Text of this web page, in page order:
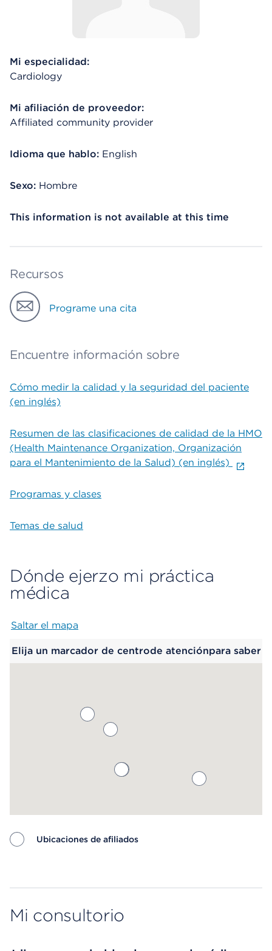
Mi especialidad:
Cardiology
Mi afiliación de proveedor:
Affiliated community provider
Idioma que hablo: English
Sexo: Hombre
This information is not available at this time
Recursos
Programe una cita
Encuentre información sobre
Cómo medir la calidad y la seguridad del paciente
(en inglés)
Resumen de las clasificaciones de calidad de la HMO
(Health Maintenance Organization, Organización
para el Mantenimiento de la Salud) (en inglés)
Programas y clases
Temas de salud
Dónde ejerzo mi práctica
médica
Saltar el mapa
Elija un marcador de centrode atenciónpara saber
Ubicaciones de afiliados
Mi consultorio